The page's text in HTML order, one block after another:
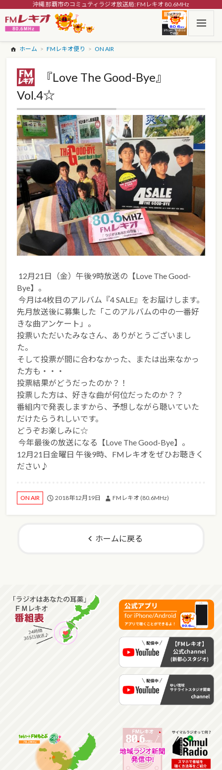
沖縄 那覇市のコミュティラジオ放送局: FMレキオ 80.6MHz
ホーム FMレキオ便り ON AIR
『Love The Good-Bye』
Vol.4☆
12月21日（金）午後9時放送の【Love The Good-
Bye】。
今月は4枚目のアルバム『4 SALE』をお届けします。
先月放送後に募集した「このアルバムの中の一番好
きな曲アンケート」。
投票いただいたみなさん、ありがとうございまし
た。
そして投票が間に合わなかった、または出来なかっ
た方も・・・
投票結果がどうだったのか？！
投票した方は、好きな曲が何位だったのか？？
番組内で発表しますから、予想しながら聴いていた
だけたらうれしいです。
どうぞお楽しみに☆
今年最後の放送になる【Love The Good-Bye】。
12月21日金曜日 午後9時、FMレキオをぜひお聴きく
ださい♪
ON AIR 2018年12月19日 FMレキオ (80.6MHz)
ホームに戻る